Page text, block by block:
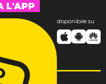
L'APP
disponibile su